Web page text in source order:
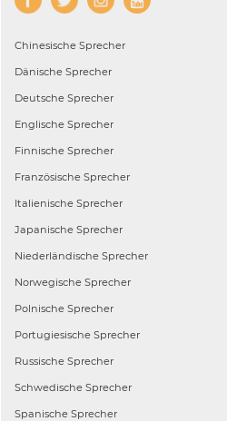
Chinesische Sprecher
Dänische Sprecher
Deutsche Sprecher
Englische Sprecher
Finnische Sprecher
Französische Sprecher
Italienische Sprecher
Japanische Sprecher
Niederländische Sprecher
Norwegische Sprecher
Polnische Sprecher
Portugiesische Sprecher
Russische Sprecher
Schwedische Sprecher
Spanische Sprecher